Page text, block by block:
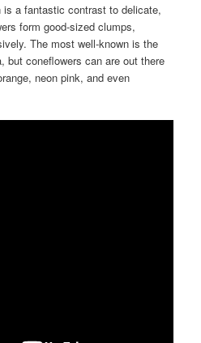
is a fantastic contrast to delicate,
form good-sized clumps,
The most well-known is the
but coneflowers can are out there
neon pink, and even